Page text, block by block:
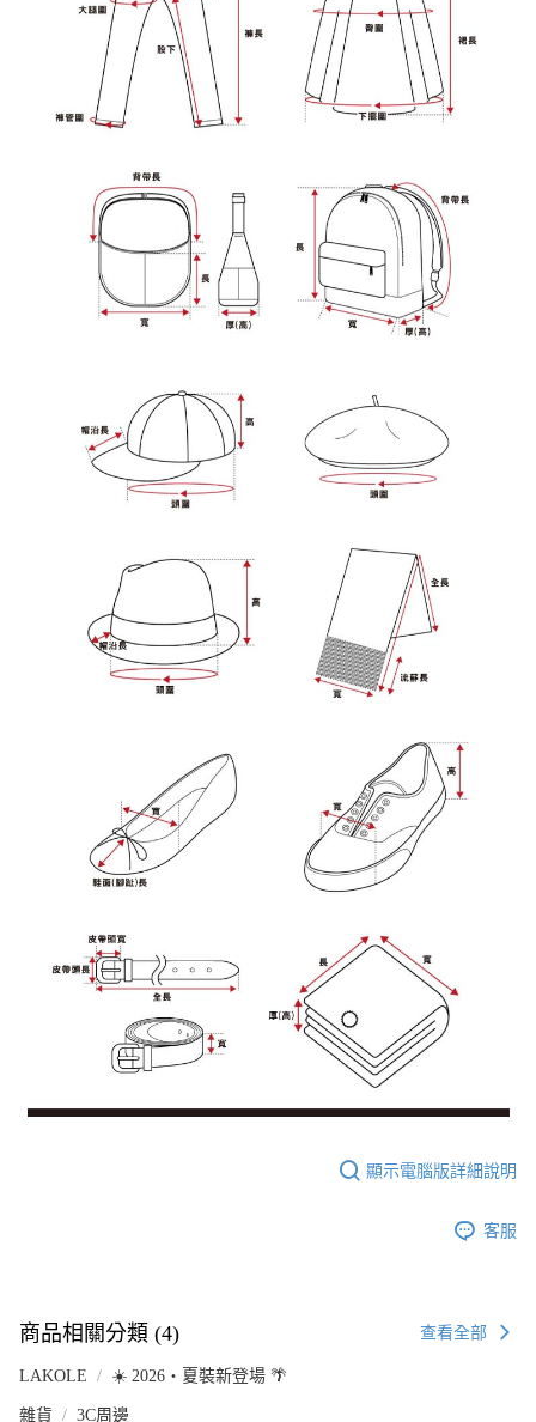
顯示電腦版詳細說明
客服
商品相關分類 (4) 查看全部
LAKOLE ☀️ 2026・夏裝新登場 🌴
雜貨 3C周邊